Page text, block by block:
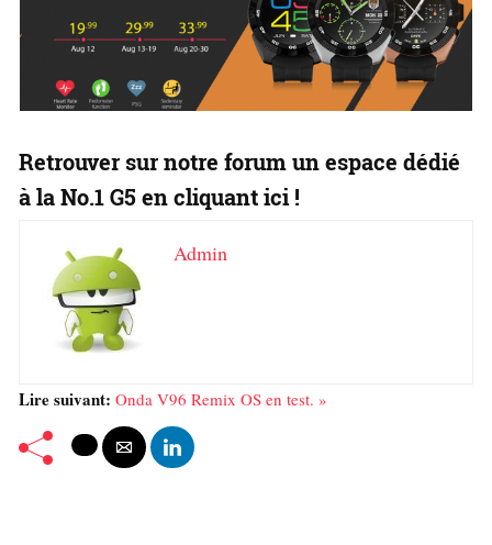
Retrouver sur notre forum un espace dédié
à la No.1 G5 en cliquant ici !
Admin
Lire suivant: Onda V96 Remix OS en test. »